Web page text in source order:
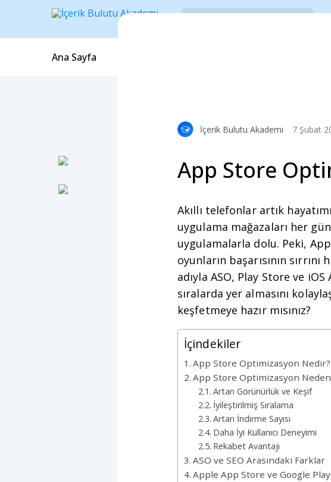
Ana Sayfa
İçerik Bulutu Akademi 7 Şubat
App Store
Akıllı telefonlar artık
uygulama mağazaları her
uygulamalarla dolu. Peki,
oyunların başarısının
adıyla ASO, Play Store ve
sıralarda yer almasını
keşfetmeye hazır mısınız?
İçindekiler
App Store Optimizasyon Nedir?
App Store Optimizasyon
Artan Görünürlük ve Keşif
İyileştirilmiş Sıralama
Artan İndirme Sayısı
Daha İyi Kullanıcı Deneyimi
Rekabet Avantajı
ASO ve SEO Arasındaki Farklar
Apple App Store ve Google